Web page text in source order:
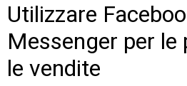
Utilizzare
Messenger per le
le vendite